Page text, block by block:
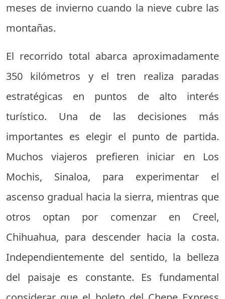
meses de invierno cuando la nieve cubre las
montañas.
El recorrido total abarca aproximadamente
350 kilómetros y el tren realiza paradas
estratégicas en puntos de alto interés
turístico. Una de las decisiones más
importantes es elegir el punto de partida.
Muchos viajeros prefieren iniciar en Los
Mochis, Sinaloa, para experimentar el
ascenso gradual hacia la sierra, mientras que
otros optan por comenzar en Creel,
Chihuahua, para descender hacia la costa.
Independientemente del sentido, la belleza
del paisaje es constante. Es fundamental